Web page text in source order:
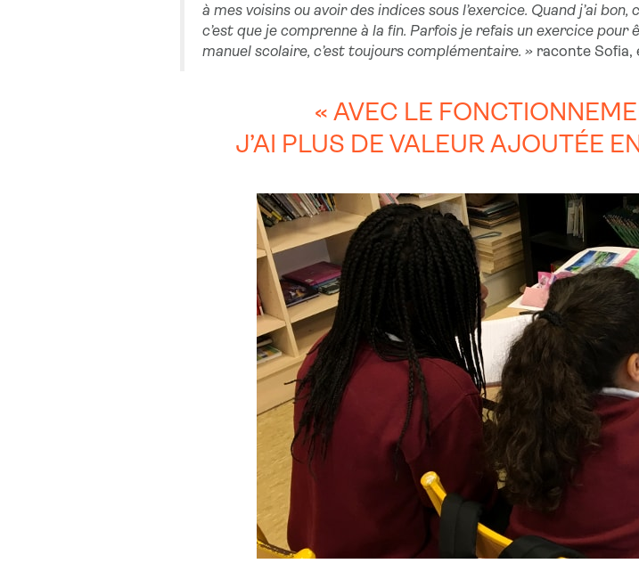
à mes voisins ou avoir des indices sous l’exercice. Quand j’ai bon,
c’est que je comprenne à la fin. Parfois je refais un exercice
manuel scolaire, c’est toujours complémentaire. » raconte Sofia,
« AVEC LE
J’AI PLUS DE VALEUR AJOUTÉE